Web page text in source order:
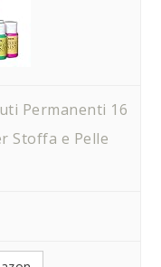
Permanenti 16
Stoffa e Pelle